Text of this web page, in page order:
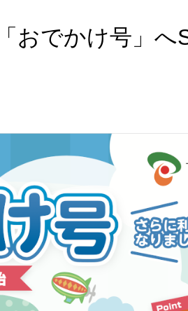
おでかけ号」へ